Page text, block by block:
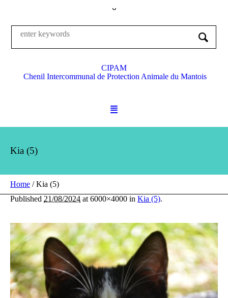
CIPAM
Chenil Intercommunal de Protection Animale du Mantois
Kia (5)
Home /Kia (5)
Published 21/08/2024 at 6000×4000 in Kia (5).